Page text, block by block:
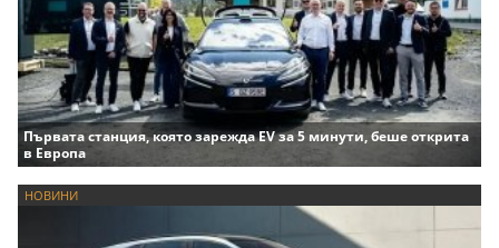
Първата станция, която зарежда EV за 5 минути, беше открита
в Европа
НОВИНИ